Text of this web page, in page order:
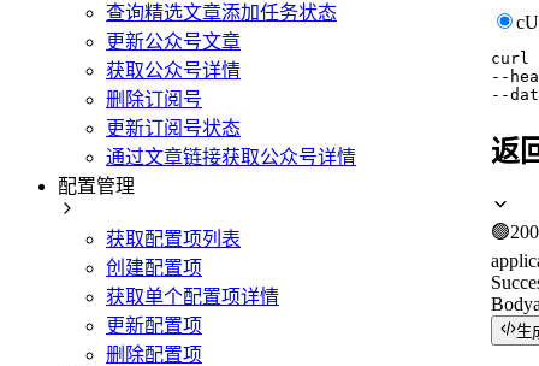
查询精选文章添加任务状态
更新公众号文章
获取公众号详情
删除订阅号
更新订阅号状态
通过文章链接获取公众号详情
配置管理
获取配置项列表
创建配置项
获取单个配置项详情
更新配置项
删除配置项
curl
--
--
返
🟢200
Body
生